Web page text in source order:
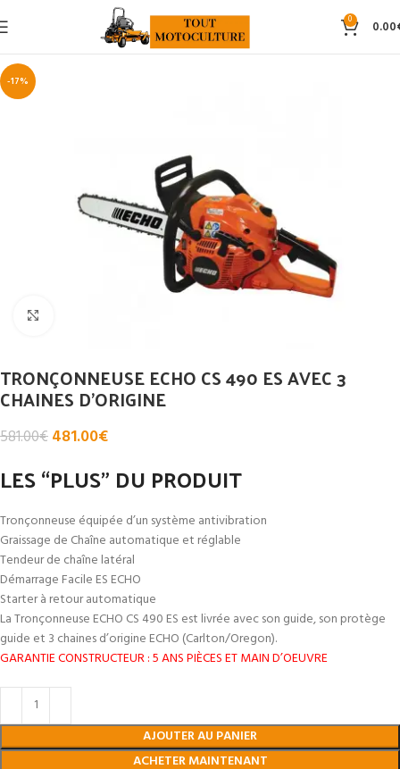
0 0.00
-17%
TRONÇONNEUSE ECHO CS 490 ES AVEC 3
CHAINES D’ORIGINE
581.00€481.00€
LES “PLUS” DU PRODUIT
Tronçonneuse équipée d’un système antivibration
Graissage de Chaîne automatique et réglable
Tendeur de chaîne latéral
Démarrage Facile ES ECHO
Starter à retour automatique
La Tronçonneuse ECHO CS 490 ES est livrée avec son guide, son protège
guide et 3 chaines d’origine ECHO (Carlton/Oregon).
GARANTIE CONSTRUCTEUR : 5 ANS PIÈCES ET MAIN D’OEUVRE
AJOUTER AU PANIER
ACHETER MAINTENANT